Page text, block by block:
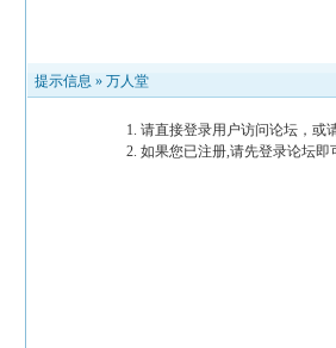
提示信息 » 万人堂
请直接登录用户访问论坛，或
如果您已注册,请先登录论坛即